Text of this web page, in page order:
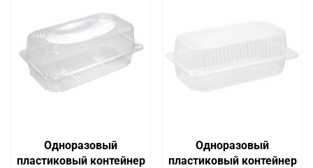
Одноразовый
пластиковый контейнер
Одноразовый
пластиковый контейнер